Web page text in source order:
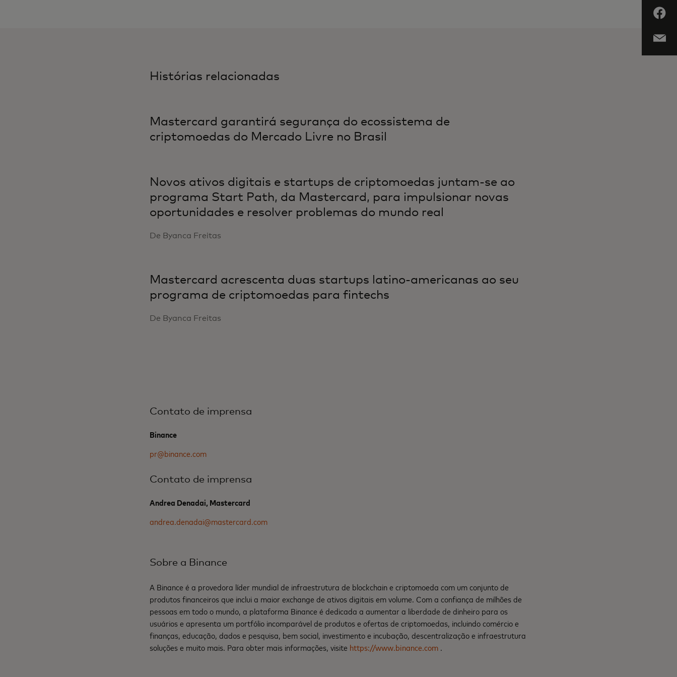
Histórias relacionadas
Mastercard garantirá segurança do ecossistema de
criptomoedas do Mercado Livre no Brasil
Novos ativos digitais e startups de criptomoedas juntam-se ao
programa Start Path, da Mastercard, para impulsionar novas
oportunidades e resolver problemas do mundo real
De Byanca Freitas
Mastercard acrescenta duas startups latino-americanas ao seu
programa de criptomoedas para fintechs
De Byanca Freitas
Contato de imprensa
Binance
pr@binance.com
Contato de imprensa
Andrea Denadai, Mastercard
andrea.denadai@mastercard.com
Sobre a Binance
A Binance é a provedora líder mundial de infraestrutura de blockchain e criptomoeda com um conjunto de
produtos financeiros que inclui a maior exchange de ativos digitais em volume. Com a confiança de milhões de
pessoas em todo o mundo, a plataforma Binance é dedicada a aumentar a liberdade de dinheiro para os
usuários e apresenta um portfólio incomparável de produtos e ofertas de criptomoedas, incluindo comércio e
finanças, educação, dados e pesquisa, bem social, investimento e incubação, descentralização e infraestrutura
soluções e muito mais. Para obter mais informações, visite https://www.binance.com .